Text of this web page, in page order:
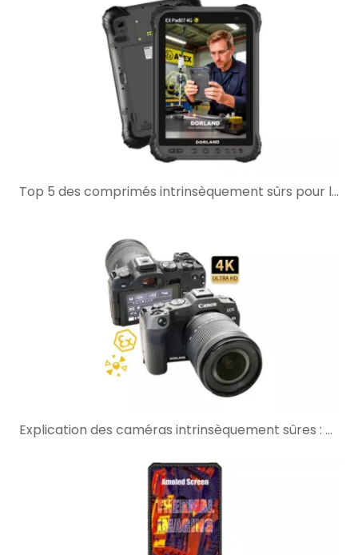
Top 5 des comprimés intrinsèquement sûrs pour l’exploitation minière (Guide 2026)
Explication des caméras intrinsèquement sûres : guide de l'acheteur.